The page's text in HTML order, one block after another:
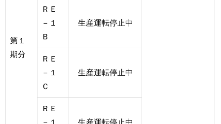
第１
期分
ＲＥ
－１
Ｂ
生産運転停止中
ＲＥ
－１
Ｃ
生産運転停止中
ＲＥ
－１
生産運転停止中